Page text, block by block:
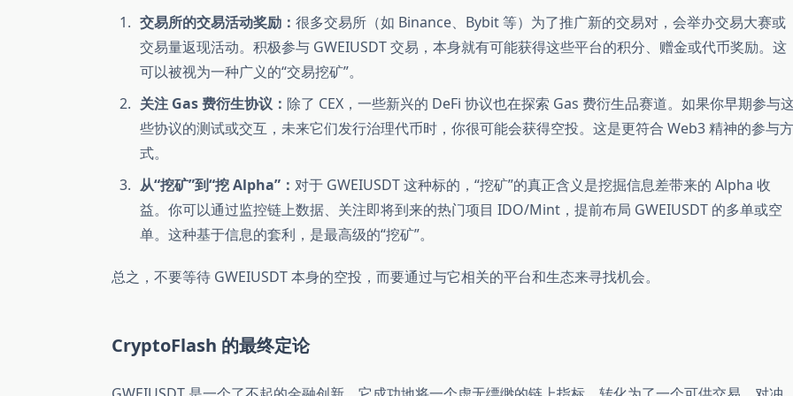
交易所的交易活动奖励： 很多交易所（如 Binance、Bybit 等）为了推广新的交易对，会举办交易大赛或
交易量返现活动。积极参与 GWEIUSDT 交易，本身就有可能获得这些平台的积分、赠金或代币奖励。这
可以被视为一种广义的“交易挖矿”。
关注 Gas 费衍生协议： 除了 CEX，一些新兴的 DeFi 协议也在探索 Gas 费衍生品赛道。如果你早期参与
些协议的测试或交互，未来它们发行治理代币时，你很可能会获得空投。这是更符合 Web3 精神的参与方
式。
从“挖矿”到“挖 Alpha”： 对于 GWEIUSDT 这种标的，“挖矿”的真正含义是挖掘信息差带来的 Alpha 收
益。你可以通过监控链上数据、关注即将到来的热门项目 IDO/Mint，提前布局 GWEIUSDT 的多单或空
单。这种基于信息的套利，是最高级的“挖矿”。
总之，不要等待 GWEIUSDT 本身的空投，而要通过与它相关的平台和生态来寻找机会。
CryptoFlash 的最终定论